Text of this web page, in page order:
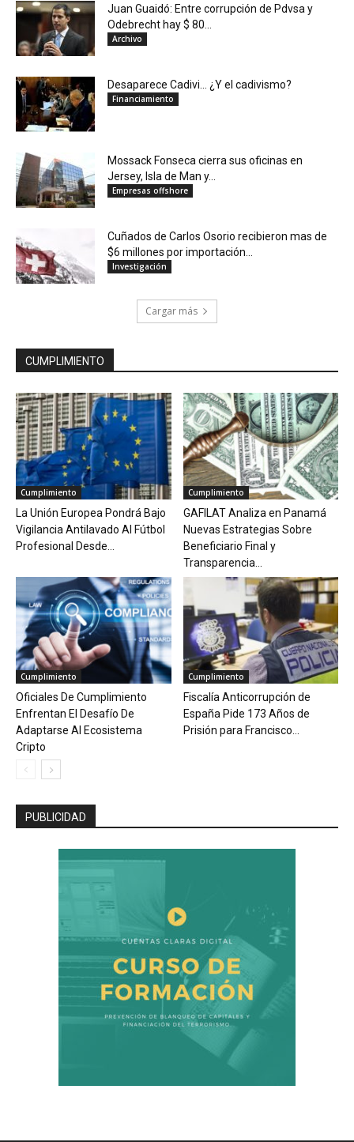
Juan Guaidó: Entre corrupción de Pdvsa y
Odebrecht hay $ 80...
Archivo
Desaparece Cadivi… ¿Y el cadivismo?
Financiamiento
Mossack Fonseca cierra sus oficinas en
Jersey, Isla de Man y...
Empresas offshore
Cuñados de Carlos Osorio recibieron mas de
$6 millones por importación...
Investigación
Cargar más
CUMPLIMIENTO
Cumplimiento
La Unión Europea Pondrá Bajo
Vigilancia Antilavado Al Fútbol
Profesional Desde...
Cumplimiento
GAFILAT Analiza en Panamá
Nuevas Estrategias Sobre
Beneficiario Final y
Transparencia...
Cumplimiento
Oficiales De Cumplimiento
Enfrentan El Desafío De
Adaptarse Al Ecosistema
Cripto
Cumplimiento
Fiscalía Anticorrupción de
España Pide 173 Años de
Prisión para Francisco...
PUBLICIDAD